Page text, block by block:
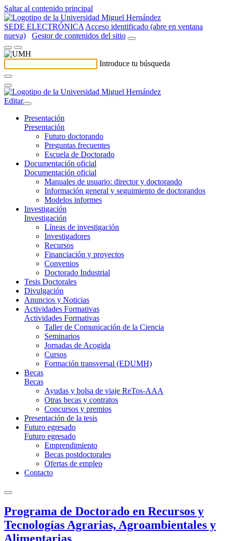
Saltar al contenido principal
SEDE ELECTRÓNICA Acceso identificado (abre en ventana
nueva)
Gestor de contenidos del sitio
Introduce tu búsqueda
Editar
Presentación
Presentación
Futuro doctorando
Preguntas frecuentes
Escuela de Doctorado
Documentación oficial
Documentación oficial
Manuales de usuario: director y doctorando
Información general y seguimiento de doctorandos
Modelos informes
Investigación
Investigación
Líneas de investigación
Investigadores
Recursos
Financiación y proyectos
Convenios
Doctorado Industrial
Tesis Doctorales
Divulgación
Anuncios y Noticias
Actividades Formativas
Actividades Formativas
Taller de Comunicación de la Ciencia
Seminarios
Jornadas de Acogida
Cursos
Formación transversal (EDUMH)
Becas
Becas
Ayudas y bolsa de viaje ReTos-AAA
Otras becas y contratos
Concursos y premios
Presentación de la tesis
Futuro egresado
Futuro egresado
Emprendimiento
Becas postdoctorales
Ofertas de empleo
Contacto
Programa de Doctorado en Recursos y
Tecnologías Agrarias, Agroambientales y